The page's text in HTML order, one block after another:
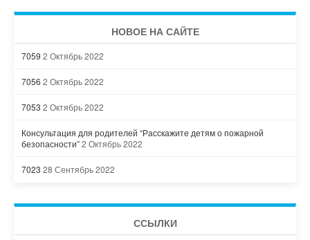
НОВОЕ НА САЙТЕ
7059 2 Октябрь 2022
7056 2 Октябрь 2022
7053 2 Октябрь 2022
Консультация для родителей “Расскажите детям о пожарной
безопасности”2 Октябрь 2022
7023 28 Сентябрь 2022
ССЫЛКИ